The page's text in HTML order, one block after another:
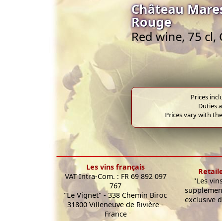
Château
Rouge
Red wine, 75 cl,
Prices
Duties
Prices vary with
Les vins français
VAT Intra-Com. : FR 69 892 097
767
"Le Vignet" - 338 Chemin Biroc
31800 Villeneuve de Rivière -
France
"Les
exclusive